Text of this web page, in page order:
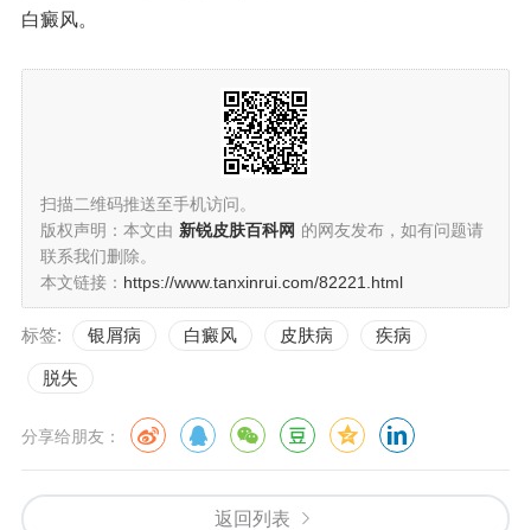
白癜风。
扫描二维码推送至手机访问。
版权声明：本文由 新锐皮肤百科网 的网友发布，如有问题请
联系我们删除。
本文链接： https://www.tanxinrui.com/82221.html
标签: 银屑病 白癜风 皮肤病 疾病
脱失
分享给朋友：
返回列表